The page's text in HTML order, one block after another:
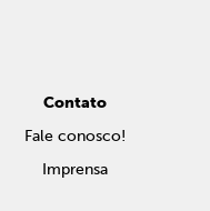
Contato
Fale conosco!
Imprensa